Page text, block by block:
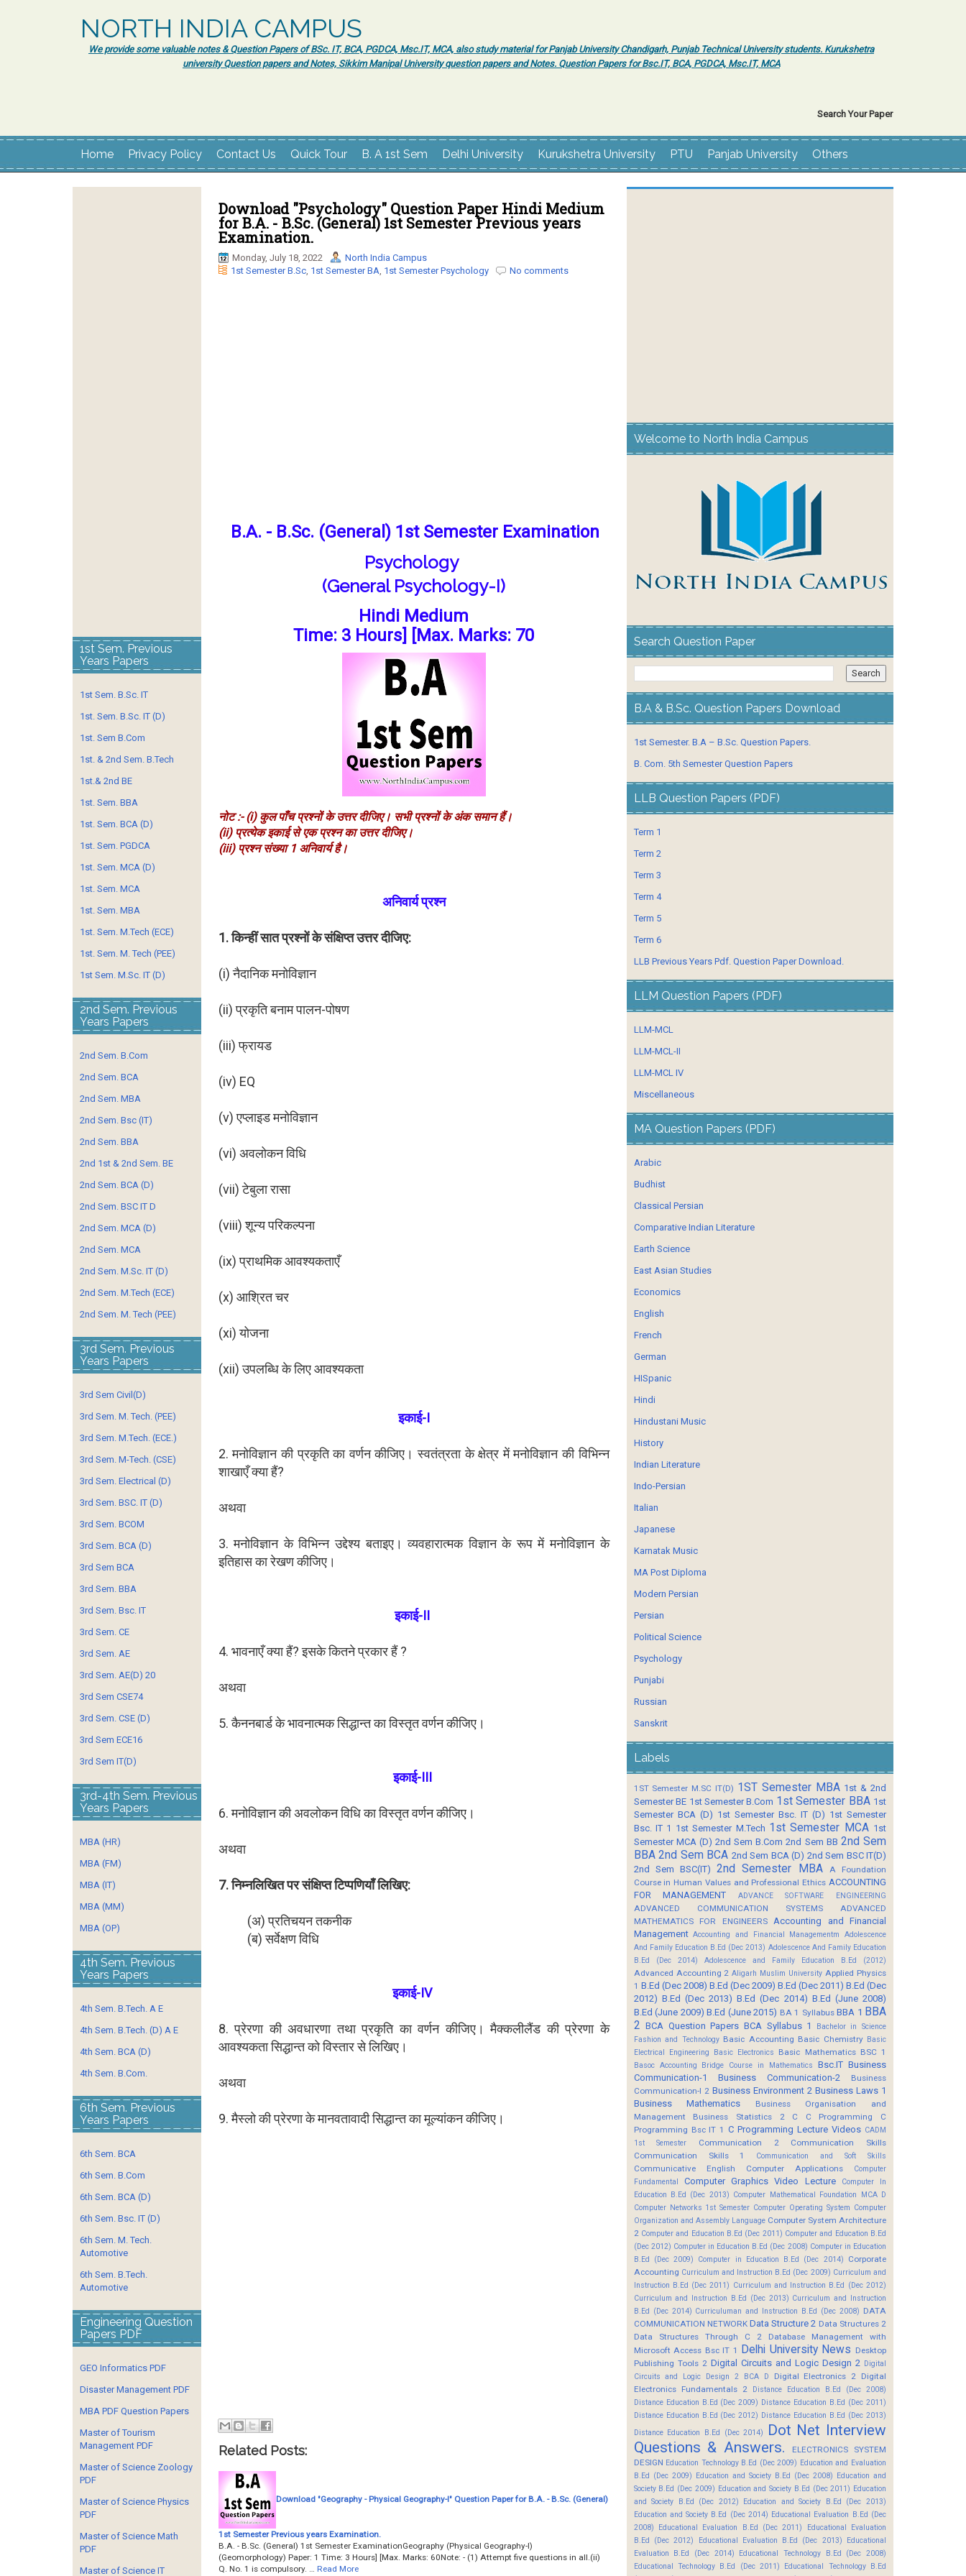
NORTH INDIA CAMPUS
We provide some valuable notes & Question Papers of BSc. IT, BCA, PGDCA, Msc.IT, MCA, also study material for Panjab University Chandigarh, Punjab Technical University students. Kurukshetra
university Question papers and Notes, Sikkim Manipal University question papers and Notes. Question Papers for Bsc.IT, BCA, PGDCA, Msc.IT, MCA
Search Your Paper
Home Privacy Policy Contact Us Quick Tour B. A 1st Sem Delhi University Kurukshetra University PTU Panjab University Others
Download "Psychology" Question Paper Hindi Medium
for B.A. - B.Sc. (General) 1st Semester Previous years
Examination.
Monday, July 18, 2022
North India Campus
1st Semester B.Sc, 1st Semester BA, 1st Semester Psychology No comments
B.A. - B.Sc. (General) 1st Semester Examination
Psychology
(General Psychology-I)
Hindi Medium
Time: 3 Hours] [Max. Marks: 70
नोट :- (i) कुल पाँच प्रश्नों के उत्तर दीजिए। सभी प्रश्नों के अंक समान हैं।
(ii) प्रत्येक इकाई से एक प्रश्न का उत्तर दीजिए।
(iii) प्रश्न संख्या 1 अनिवार्य है।
अनिवार्य प्रश्न
1. किन्हीं सात प्रश्नों के संक्षिप्त उत्तर दीजिए:
(i) नैदानिक मनोविज्ञान
(ii) प्रकृति बनाम पालन-पोषण
(iii) फ्रायड
(iv) EQ
(v) एप्लाइड मनोविज्ञान
(vi) अवलोकन विधि
(vii) टेबुला रासा
(viii) शून्य परिकल्पना
(ix) प्राथमिक आवश्यकताएँ
(x) आश्रित चर
(xi) योजना
(xii) उपलब्धि के लिए आवश्यकता
इकाई-I
2. मनोविज्ञान की प्रकृति का वर्णन कीजिए। स्वतंत्रता के क्षेत्र में मनोविज्ञान की विभिन्न
शाखाएँ क्या हैं?
अथवा
3. मनोविज्ञान के विभिन्न उद्देश्य बताइए। व्यवहारात्मक विज्ञान के रूप में मनोविज्ञान के
इतिहास का रेखण कीजिए।
इकाई-II
4. भावनाएँ क्या हैं? इसके कितने प्रकार हैं ?
अथवा
5. कैननबार्ड के भावनात्मक सिद्धान्त का विस्तृत वर्णन कीजिए।
इकाई-III
6. मनोविज्ञान की अवलोकन विधि का विस्तृत वर्णन कीजिए।
अथवा
7. निम्नलिखित पर संक्षिप्त टिप्पणियाँ लिखिए:
(अ) प्रतिचयन तकनीक
(ब) सर्वेक्षण विधि
इकाई-IV
8. प्रेरणा की अवधारणा तथा प्रकृति का वर्णन कीजिए। मैक्कलीलैंड की प्रेरणा के
आवश्यकता सिद्धान्त को विस्तार से लिखिए।
अथवा
9. मैस्लो की प्रेरणा के मानवतावादी सिद्धान्त का मूल्यांकन कीजिए।
Related Posts:
Download "Geography - Physical Geography-I" Question Paper for B.A. - B.Sc. (General)
1st Semester Previous years Examination.
B.A. - B.Sc. (General) 1st Semester ExaminationGeography (Physical Geography-I)
(Geomorphology) Paper: 1 Time: 3 Hours] [Max. Marks: 60Note: - (1) Attempt five questions in all.(ii)
Q. No. 1 is compulsory. …
Read More
1st Sem. Previous
Years Papers
1st Sem. B.Sc. IT
1st. Sem. B.Sc. IT (D)
1st. Sem B.Com
1st. & 2nd Sem. B.Tech
1st.& 2nd BE
1st. Sem. BBA
1st. Sem. BCA (D)
1st. Sem. PGDCA
1st. Sem. MCA (D)
1st. Sem. MCA
1st. Sem. MBA
1st. Sem. M.Tech (ECE)
1st. Sem. M. Tech (PEE)
1st Sem. M.Sc. IT (D)
2nd Sem. Previous
Years Papers
2nd Sem. B.Com
2nd Sem. BCA
2nd Sem. MBA
2nd Sem. Bsc (IT)
2nd Sem. BBA
2nd 1st & 2nd Sem. BE
2nd Sem. BCA (D)
2nd Sem. BSC IT D
2nd Sem. MCA (D)
2nd Sem. MCA
2nd Sem. M.Sc. IT (D)
2nd Sem. M.Tech (ECE)
2nd Sem. M. Tech (PEE)
3rd Sem. Previous
Years Papers
3rd Sem Civil(D)
3rd Sem. M. Tech. (PEE)
3rd Sem. M.Tech. (ECE.)
3rd Sem. M-Tech. (CSE)
3rd Sem. Electrical (D)
3rd Sem. BSC. IT (D)
3rd Sem. BCOM
3rd Sem. BCA (D)
3rd Sem BCA
3rd Sem. BBA
3rd Sem. Bsc. IT
3rd Sem. CE
3rd Sem. AE
3rd Sem. AE(D) 20
3rd Sem CSE74
3rd Sem. CSE (D)
3rd Sem ECE16
3rd Sem IT(D)
3rd-4th Sem. Previous
Years Papers
MBA (HR)
MBA (FM)
MBA (IT)
MBA (MM)
MBA (OP)
4th Sem. Previous
Years Papers
4th Sem. B.Tech. A E
4th Sem. B.Tech. (D) A E
4th Sem. BCA (D)
4th Sem. B.Com.
6th Sem. Previous
Years Papers
6th Sem. BCA
6th Sem. B.Com
6th Sem. BCA (D)
6th Sem. Bsc. IT (D)
6th Sem. M. Tech.
Automotive
6th Sem. B.Tech.
Automotive
Engineering Question
Papers PDF
GEO Informatics PDF
Disaster Management PDF
MBA PDF Question Papers
Master of Tourism
Management PDF
Master of Science Zoology
PDF
Master of Science Physics
PDF
Master of Science Math
PDF
Master of Science IT
Welcome to North India Campus
Search Question Paper
B.A & B.Sc. Question Papers Download
1st Semester. B.A – B.Sc. Question Papers.
B. Com. 5th Semester Question Papers
LLB Question Papers (PDF)
Term 1
Term 2
Term 3
Term 4
Term 5
Term 6
LLB Previous Years Pdf. Question Paper Download.
LLM Question Papers (PDF)
LLM-MCL
LLM-MCL-II
LLM-MCL IV
Miscellaneous
MA Question Papers (PDF)
Arabic
Budhist
Classical Persian
Comparative Indian Literature
Earth Science
East Asian Studies
Economics
English
French
German
HISpanic
Hindi
Hindustani Music
History
Indian Literature
Indo-Persian
Italian
Japanese
Karnatak Music
MA Post Diploma
Modern Persian
Persian
Political Science
Psychology
Punjabi
Russian
Sanskrit
Labels
1ST Semester M.SC IT(D) 1ST Semester MBA 1st & 2nd
Semester BE 1st Semester B.Com 1st Semester BBA 1st
Semester BCA (D) 1st Semester Bsc. IT (D) 1st Semester
Bsc. IT 1 1st Semester M.Tech 1st Semester MCA 1st
Semester MCA (D) 2nd Sem B.Com 2nd Sem BB 2nd Sem
BBA 2nd Sem BCA 2nd Sem BCA (D) 2nd Sem BSC IT(D)
2nd Sem BSC(IT)
2nd Semester MBA
A Foundation
Course in Human Values and Professional Ethics ACCOUNTING
FOR MANAGEMENT
ADVANCE SOFTWARE ENGINEERING
ADVANCED COMMUNICATION SYSTEMS
ADVANCED
MATHEMATICS FOR ENGINEERS
Accounting and Financial
Management Accounting and Financial Managementm
Adolescence
And Family Education B.Ed (Dec 2013) Adolescence And Family Education
B.Ed (Dec 2014)
Adolescence and Family Education B.Ed (2012)
Advanced Accounting 2 Aligarh Muslim University Applied Physics
1 B.Ed (Dec 2008) B.Ed (Dec 2009) B.Ed (Dec 2011) B.Ed (Dec
2012) B.Ed (Dec 2013) B.Ed (Dec 2014) B.Ed (June 2008)
B.Ed (June 2009) B.Ed (June 2015) BA 1 Syllabus BBA 1 BBA
2 BCA Question Papers BCA Syllabus 1
Bachelor in Science
Fashion and Technology Basic Accounting Basic Chemistry Basic
Electrical Engineering
Basic Electronics Basic Mathematics BSC 1
Basoc Accounting Bridge Course in Mathematics Bsc.IT Business
Communication-1
Business Communication-2
Business
Communication-I 2 Business Environment 2 Business Laws 1
Business Mathematics
Business Organisation and
Management
Business Statistics 2 C C Programming
C
Programming Bsc IT 1 C Programming Lecture Videos CADM
1st Semester
Communication 2
Communication Skills
Communication Skills 1
Communication and Soft Skills
Communicative English Computer Applications
Computer
Fundamental
Computer Graphics Video Lecture
Computer In
Education B.Ed (Dec 2013) Computer Mathematical Foundation MCA D
Computer Networks 1st Semester Computer Operating System Computer
Organization and Assembly Language Computer System Architecture
2 Computer and Education B.Ed (Dec 2011) Computer and Education B.Ed
(Dec 2012) Computer in Education B.Ed (Dec 2008) Computer in Education
B.Ed (Dec 2009)
Computer in Education B.Ed (Dec 2014)
Corporate
Accounting Curriculum and Instruction B.Ed (Dec 2009) Curriculum and
Instruction B.Ed (Dec 2011) Curriculum and Instruction B.Ed (Dec 2012)
Curriculum and Instruction B.Ed (Dec 2013) Curriculum and Instruction
B.Ed (Dec 2014) Curriculuman and Instruction B.Ed (Dec 2008) DATA
COMMUNICATION NETWORK Data Structure 2 Data Structures 2
Data Structures Through C 2
Database Management with
Microsoft Access Bsc IT 1
Delhi University News Desktop
Publishing Tools 2 Digital Circuits and Logic Design 2 Digital
Circuits and Logic Design 2 BCA D
Digital Electronics 2 Digital
Electronics Fundamentals 2
Distance Education B.Ed (Dec 2008)
Distance Education B.Ed (Dec 2009) Distance Education B.Ed (Dec 2011)
Distance Education B.Ed (Dec 2012) Distance Education B.Ed (Dec 2013)
Distance Education B.Ed (Dec 2014)
Dot Net Interview
Questions & Answers.
ELECTRONICS SYSTEM
DESIGN Education Technology B.Ed (Dec 2009) Education and Evaluation
B.Ed (Dec 2009) Education and Society B.Ed (Dec 2008) Education and
Society B.Ed (Dec 2009) Education and Society B.Ed (Dec 2011) Education
and Society B.Ed (Dec 2012)
Education and Society B.Ed (Dec 2013)
Education and Society B.Ed (Dec 2014) Educational Evaluation B.Ed (Dec
2008)
Educational Evaluation B.Ed (Dec 2011)
Educational Evaluation
B.Ed (Dec 2012)
Educational Evaluation B.Ed (Dec 2013)
Educational
Evaluation B.Ed (Dec 2014)
Educational Technology B.Ed (Dec 2008)
Educational Technology B.Ed (Dec 2011)
Educational Technology B.Ed